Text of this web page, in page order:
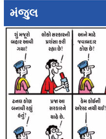
હોર્મુઝમાં ફસાયા પેચ,
ઈરાને ટ્રમ્પને કહ્યું,
`સૌથી મોટો
મંજુલ